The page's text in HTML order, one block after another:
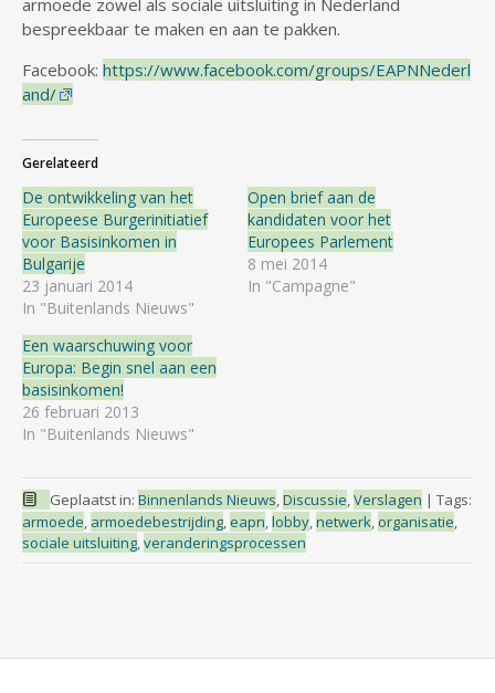
armoede zowel als sociale uitsluiting in Nederland
bespreekbaar te maken en aan te pakken.
Facebook: https://www.facebook.com/groups/EAPNNederl
and/
Gerelateerd
De ontwikkeling van het
Europeese Burgerinitiatief
voor Basisinkomen in
Bulgarije
23 januari 2014
In "Buitenlands Nieuws"
Open brief aan de
kandidaten voor het
Europees Parlement
8 mei 2014
In "Campagne"
Een waarschuwing voor
Europa: Begin snel aan een
basisinkomen!
26 februari 2013
In "Buitenlands Nieuws"
Geplaatst in: Binnenlands Nieuws,Discussie,Verslagen | Tags:
armoede, armoedebestrijding, eapn,lobby,netwerk, organisatie,
sociale uitsluiting,veranderingsprocessen